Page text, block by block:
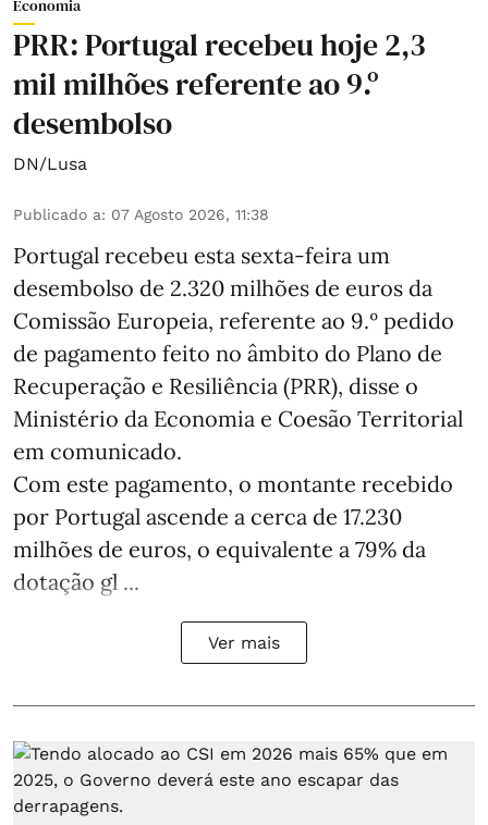
Economia
PRR: Portugal recebeu hoje 2,3
mil milhões referente ao 9.º
desembolso
DN/Lusa
Publicado a: 07 Agosto 2026, 11:38
Portugal recebeu esta sexta-feira um
desembolso de 2.320 milhões de euros da
Comissão Europeia, referente ao 9.º pedido
de pagamento feito no âmbito do Plano de
Recuperação e Resiliência (PRR), disse o
Ministério da Economia e Coesão Territorial
em comunicado.
Com este pagamento, o montante recebido
por Portugal ascende a cerca de 17.230
milhões de euros, o equivalente a 79% da
dotação gl ...
Ver mais